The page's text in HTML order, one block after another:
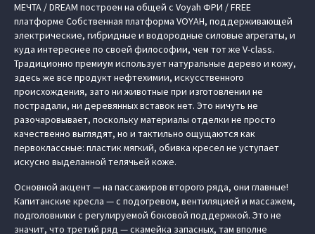
МЕЧТА / DREAM построен на общей с Voyah ФРИ / FREE
платформе Cобственная платформа VOYAH, поддерживающей
электрические, гибридные и водородные силовые агрегаты, и
куда интереснее по своей философии, чем тот же V-class.
Традиционно премиум использует натуральные дерево и кожу,
здесь же все продукт нефтехимии, искусственного
происхождения, зато ни животные при изготовлении не
пострадали, ни деревянных вставок нет. Это ничуть не
разочаровывает, поскольку материалы отделки не просто
качественно выглядят, но и тактильно ощущаются как
первоклассные: пластик мягкий, обивка кресел не уступает
искусно выделанной телячьей коже.
Основной акцент — на пассажиров второго ряда, они главные!
Капитанские кресла — с подогревом, вентиляцией и массажем,
подголовники с регулируемой боковой поддержкой. Это не
значит, что третий ряд — скамейка запасных, там вполне